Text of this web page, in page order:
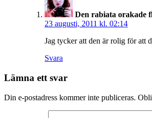
Den rabiata orakade
23 augusti, 2011 kl. 02:14
Jag tycker att den är rolig för att
Svara
Lämna ett svar
Din e-postadress kommer inte publiceras.